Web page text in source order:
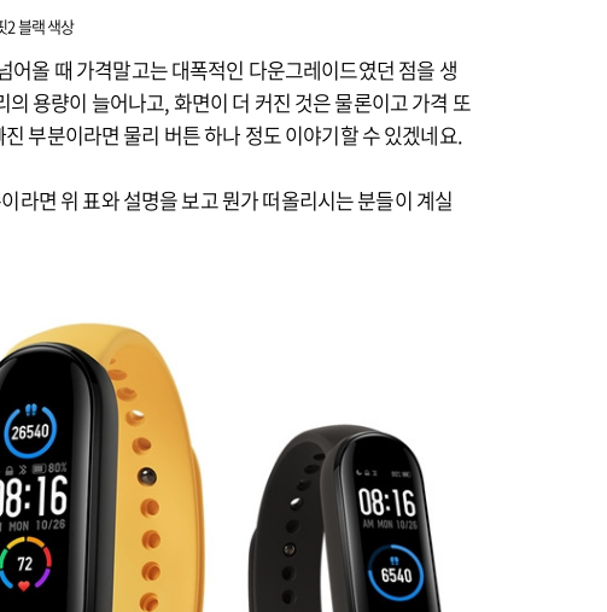
2 블랙 색상
어올 때 가격말고는 대폭적인 다운그레이드였던 점을 생
용량이 늘어나고, 화면이 더 커진 것은 물론이고 가격 또
부분이라면 물리 버튼 하나 정도 이야기할 수 있겠네요.
라면 위 표와 설명을 보고 뭔가 떠올리시는 분들이 계실